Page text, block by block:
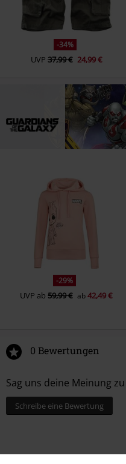
-34%
UVP 37,99 € 24,99 €
-29%
UVP ab59,99 € ab42,49 €
0 Bewertungen
Sag uns deine Meinung
Schreibe eine Bewertung